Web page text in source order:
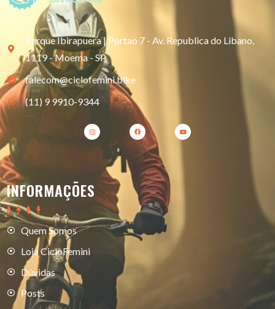
Parque Ibirapuera | Portao 7 - Av. Republica do Libano,
1119 - Moema - SP
falecom@ciclofemini.bike
(11) 9 9910-9344
INFORMAÇÕES
Quem Somos
Loja CicloFemini
Dúvidas
Posts